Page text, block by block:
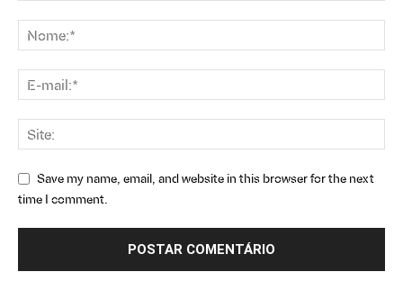
Save my name, email, and website in this browser for the next
time I comment.